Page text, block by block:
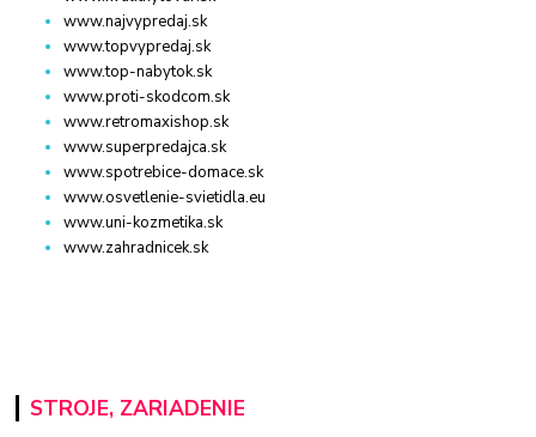
www.najvypredaj.sk
www.topvypredaj.sk
www.top-nabytok.sk
www.proti-skodcom.sk
www.retromaxishop.sk
www.superpredajca.sk
www.spotrebice-domace.sk
www.osvetlenie-svietidla.eu
www.uni-kozmetika.sk
www.zahradnicek.sk
STROJE, ZARIADENIE